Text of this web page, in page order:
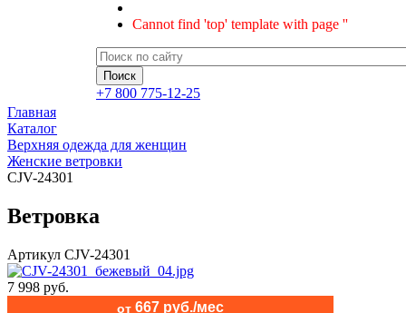
Cannot find 'top' template with page ''
+7 800 775-12-25
Главная
Каталог
Верхняя одежда для женщин
Женские ветровки
CJV-24301
Ветровка
Артикул CJV-24301
7 998 руб.
от 667 руб./мес